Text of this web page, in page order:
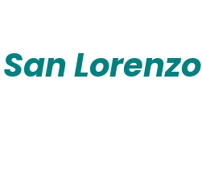
Lorenzo